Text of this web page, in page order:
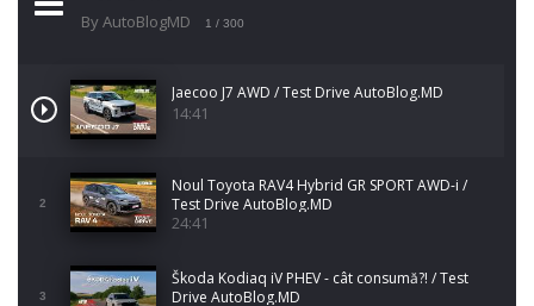
By AutoBlogMD 1 / 300
Jaecoo J7 AWD / Test Drive AutoBlog.MD
14:41
2
Noul Toyota RAV4 Hybrid GR SPORT AWD-i /
Test Drive AutoBlog.MD
24:41
3
Škoda Kodiaq iV PHEV - cât consumă?! / Test
Drive AutoBlog.MD